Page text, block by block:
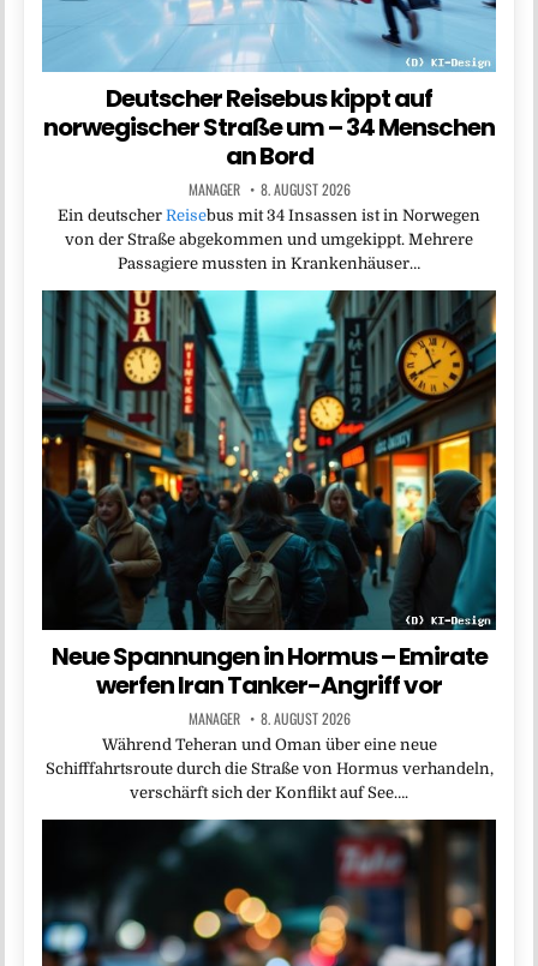
Deutscher Reisebus kippt auf
norwegischer Straße um – 34 Menschen
an Bord
MANAGER 8. AUGUST 2026
Ein deutscher Reisebus mit 34 Insassen ist in Norwegen
von der Straße abgekommen und umgekippt. Mehrere
Passagiere mussten in Krankenhäuser…
Neue Spannungen in Hormus – Emirate
werfen Iran Tanker-Angriff vor
MANAGER 8. AUGUST 2026
Während Teheran und Oman über eine neue
Schifffahrtsroute durch die Straße von Hormus verhandeln,
verschärft sich der Konflikt auf See….